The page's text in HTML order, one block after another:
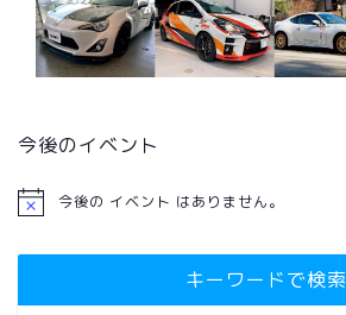
今後のイベント
今後の イベント はありません。
キーワードで検索